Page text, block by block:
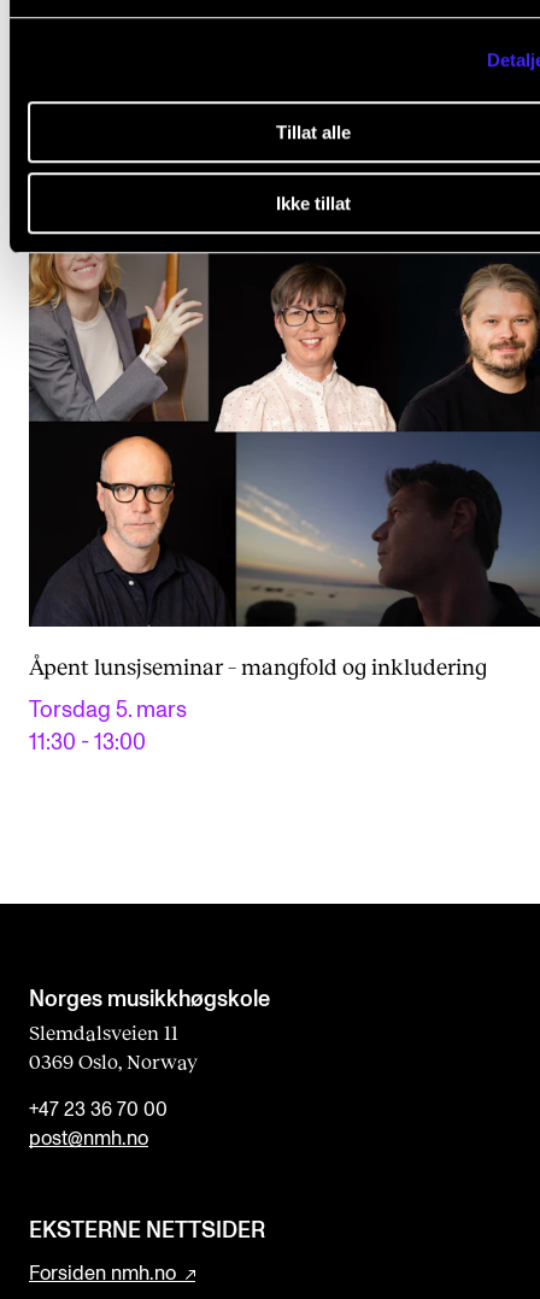
Tillat alle
Ikke tillat
Åpent lunsjseminar – mangfold og inkludering
Torsdag 5. mars
11:30 - 13:00
Norges musikk­høgskole
Slemdalsveien 11
0369 Oslo, Norway
+47 23 36 70 00
post@nmh.no
EKSTERNE NETTSIDER
Forsiden nmh.no